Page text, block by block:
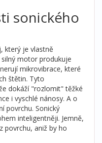
sonického
který je vlastně
motor produkuje
mikrovibrace, které
štětin. Tyto
dokáží "rozlomit" těžké
i vyschlé nánosy. A o
povrchu. Sonický
inteligentněji. Jemně,
povrchu, aniž by ho